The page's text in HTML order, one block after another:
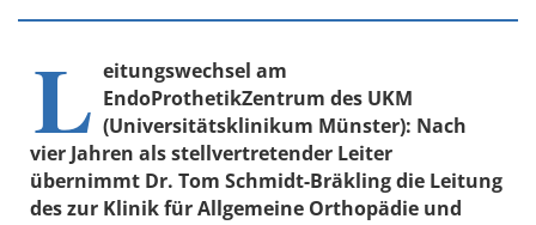
L eitungswechsel am
EndoProthetikZentrum des UKM
(Universitätsklinikum Münster): Nach
vier Jahren als stellvertretender Leiter
übernimmt Dr. Tom Schmidt-Bräkling die Leitung
des zur Klinik für Allgemeine Orthopädie und